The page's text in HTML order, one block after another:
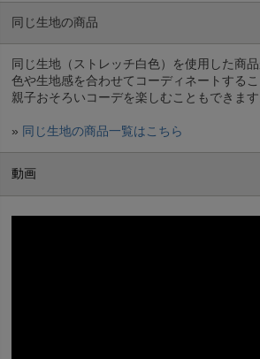
同じ生地の商品
同じ生地（ストレッチ白色）を使用した商
色や生地感を合わせてコーディネートするこ
親子おそろいコーデを楽しむこともできます
» 同じ生地の商品一覧はこちら